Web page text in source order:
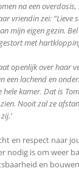
na een
vriendin zei: “Lieve
mijn eigen gezin.
met
openlijk over haar
een lachend en
kamer. Dat is
Nooit zal ze
en respect naar
nodig is om weer
en